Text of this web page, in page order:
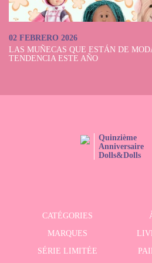
02 FEBRERO 2026
LAS MUÑECAS QUE ESTÁN DE
TENDENCIA ESTE AÑO
Quinzième
Anniversaire
Dolls&Dolls
CATÉGORIES
MARQUES
SÉRIE LIMITÉE